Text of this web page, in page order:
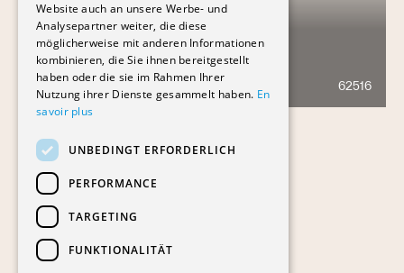
HAMEAU DE PENAU
62516
Website auch an unsere Werbe- und
Analysepartner weiter, die diese
möglicherweise mit anderen Informationen
kombinieren, die Sie ihnen bereitgestellt
haben oder die sie im Rahmen Ihrer
Nutzung ihrer Dienste gesammelt haben. En
savoir plus
UNBEDINGT ERFORDERLICH
PERFORMANCE
TARGETING
FUNKTIONALITÄT